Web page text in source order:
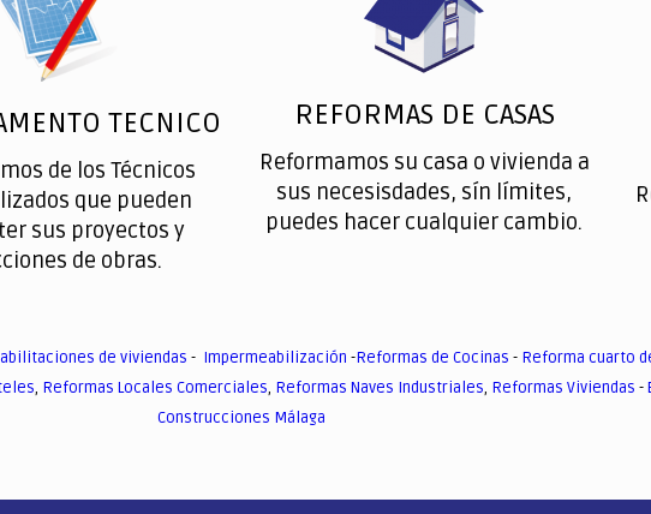
TECNICO
de los Técnicos
que pueden
sus proyectos y
de obras.
REFORMAS DE CASAS
Reformamos su casa o vivienda a
sus necesisdades, sín límites,
puedes hacer cualquier cambio.
de viviendas - Impermeabilización -Reformas de Cocinas - Reforma cuarto
, Reformas Locales Comerciales, Reformas Naves Industriales, Reformas Viviendas -
Construcciones Málaga